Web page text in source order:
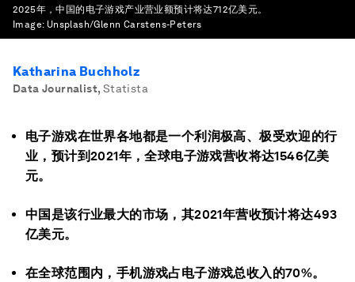
2025年，中国的电子游戏产业营业额预计将达712亿美元。
Image: Unsplash/Glenn Carstens-Peters
Katharina Buchholz
Data Journalist, Statista
电子游戏在世界各地都是一个利润极高、极受欢迎的行
业，预计到2021年，全球电子游戏营收将达1546亿美
元。
中国是该行业最大的市场，其2021年营收预计将达493
亿美元。
在全球范围内，手机游戏占电子游戏总收入的70%。